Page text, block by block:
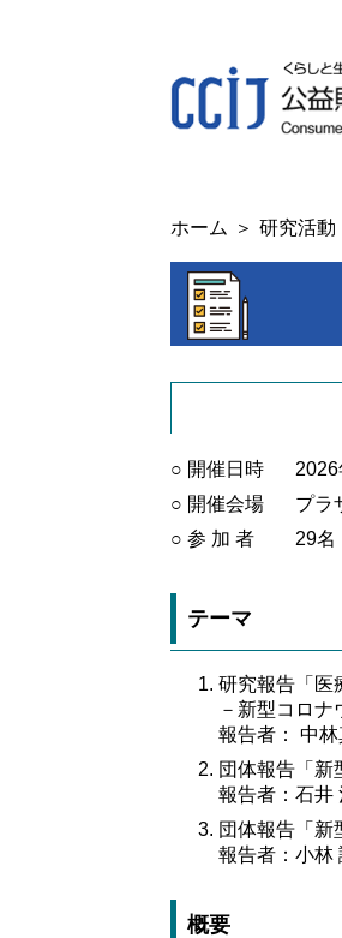
ホーム 研究活動
○ 開催日時
○ 開催会場
プラ
○ 参 加 者
29名
テーマ
研究報告「医
－新型コロナ
報告者： 中林
団体報告「新
報告者：石井
団体報告「新
報告者：小林
概要